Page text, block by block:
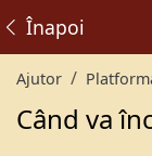
Înapoi
Ajutor
Când va